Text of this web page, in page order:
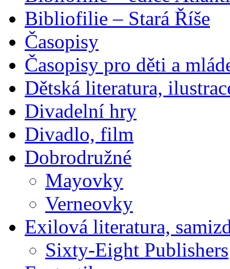
Bibliofilie – Stará Říše
Časopisy
Časopisy pro děti a
Dětská literatura,
Divadelní hry
Divadlo, film
Dobrodružné
Mayovky
Verneovky
Exilová literatura,
Sixty-Eight Publishers